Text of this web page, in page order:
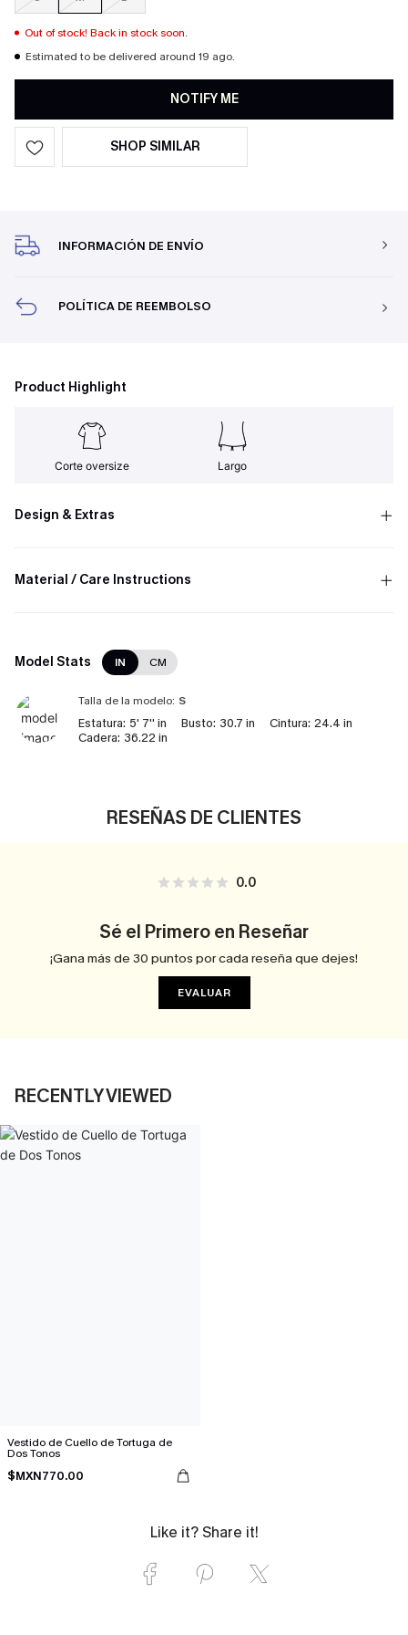
Out of stock! Back in stock soon.
Estimated to be delivered around 19 ago.
NOTIFY ME
SHOP SIMILAR
INFORMACIÓN DE ENVÍO
POLÍTICA DE REEMBOLSO
Product Highlight
Corte oversize Largo
Design & Extras
Material / Care Instructions
Model Stats IN CM
Talla de la modelo: S
Estatura: 5' 7'' in Busto: 30.7 in Cintura: 24.4 in
Cadera: 36.22 in
RESEÑAS DE CLIENTES
0.0
Sé el Primero en Reseñar
¡Gana más de 30 puntos por cada reseña que dejes!
EVALUAR
RECENTLY VIEWED
Vestido de Cuello de Tortuga de
Dos Tonos
$MXN770.00
Like it? Share it!